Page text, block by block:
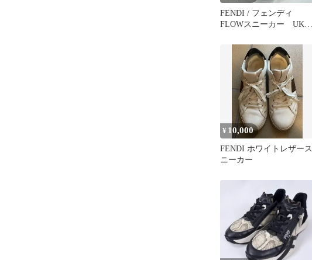
FENDI / フェンディ
FLOWスニーカー UK8
¥ 10,000
FENDI ホワイトレザース
ニーカー